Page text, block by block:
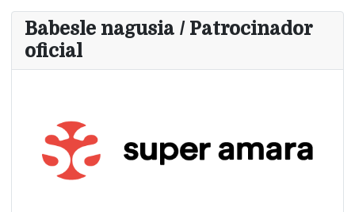
Babesle nagusia / Patrocinador
oficial